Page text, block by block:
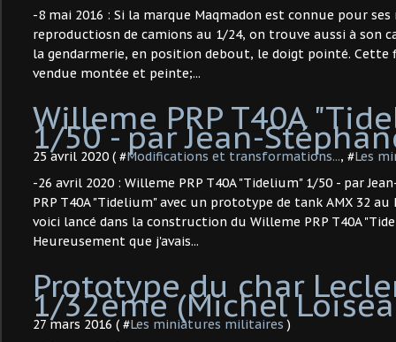
-8 mai 2016 : Si la marque Maqmadon est connue pour
reproductiosn de camions au 1/24, on trouve aussi à son
la gendarmerie, en position debout, le doigt pointé. Cette
vendue montée et peinte;...
Willeme PRP T40A
1/50 - par Jean-
25 avril 2020 ( #Modifications et transformations..., #Les
-26 avril 2020 : Willeme PRP T40A "Tidelium" 1/50 - par
PRP T40A "Tidelium" avec un prototype de tank AMX 32 au
voici lancé dans la construction du Willeme PRP T40A
Heureusement que j'avais...
Prototype du char
1/32ème (Michel
27 mars 2016 ( #Les miniatures militaires )